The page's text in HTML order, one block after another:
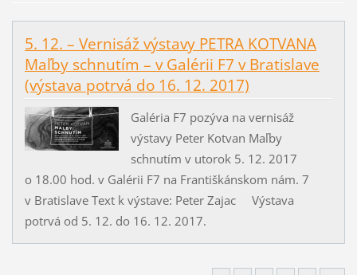
5. 12. – Vernisáž výstavy PETRA KOTVANA
Maľby schnutím – v Galérii F7 v Bratislave
(výstava potrvá do 16. 12. 2017)
Galéria F7 pozýva na vernisáž
výstavy Peter Kotvan Maľby
schnutím v utorok 5. 12. 2017
o 18.00 hod. v Galérii F7 na Františkánskom nám. 7
v Bratislave Text k výstave: Peter Zajac Výstava
potrvá od 5. 12. do 16. 12. 2017.